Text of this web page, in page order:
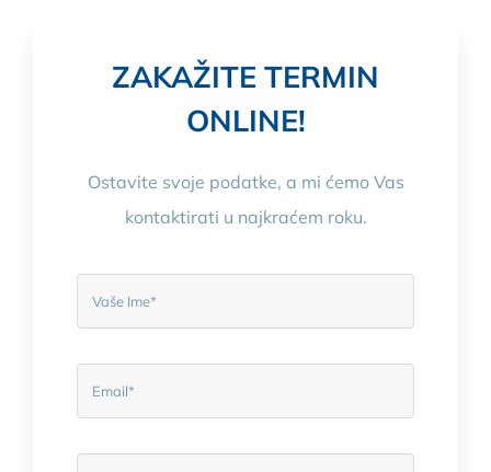
ZAKAŽITE TERMIN
ONLINE!
Ostavite svoje podatke, a mi ćemo Vas
kontaktirati u najkraćem roku.